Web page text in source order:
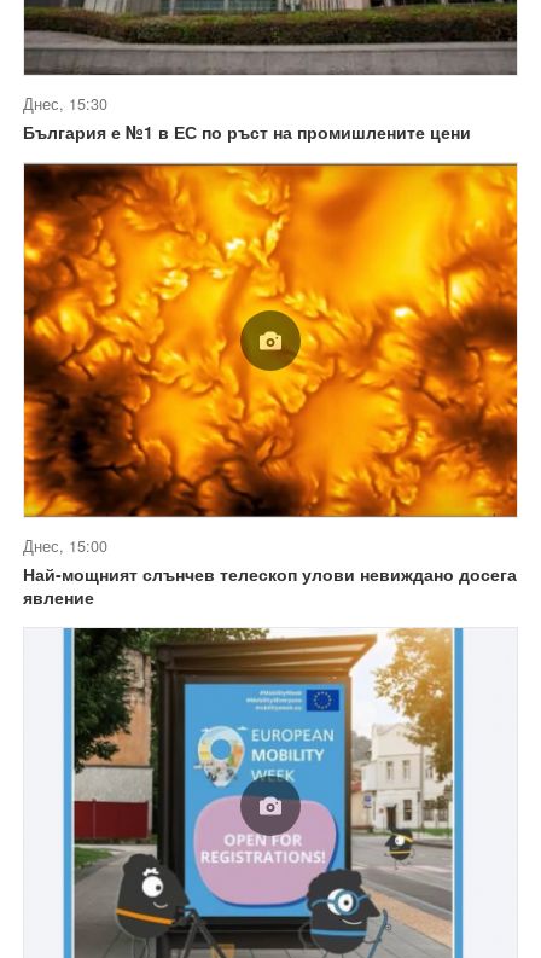
Днес, 15:30
България е №1 в ЕС по ръст на промишлените цени
Днес, 15:00
Най-мощният слънчев телескоп улови невиждано досега
явление